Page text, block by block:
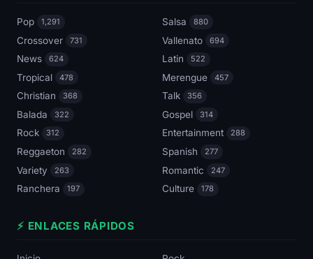
Pop 1,291 Salsa 880
Crossover 731 Vallenato 694
News 624 Latin 522
Tropical 478 Merengue 457
Christian 368 Talk 356
Balada 322 Gospel 314
Rock 312 Entertainment 288
Reggaeton 282 Spanish 277
Variety 263 Romantic 247
Ranchera 197 Culture 178
⚡ ENLACES RÁPIDOS